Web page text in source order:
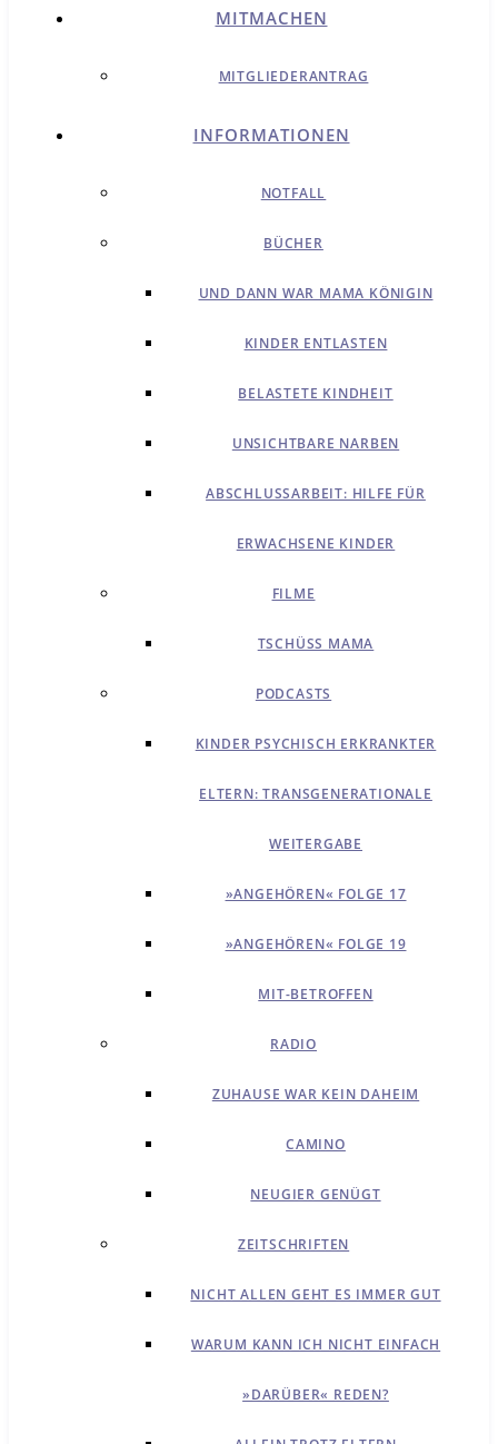
MITMACHEN
MITGLIEDERANTRAG
INFORMATIONEN
NOTFALL
BÜCHER
UND DANN WAR MAMA KÖNIGIN
KINDER ENTLASTEN
BELASTETE KINDHEIT
UNSICHTBARE NARBEN
ABSCHLUSSARBEIT: HILFE FÜR
ERWACHSENE KINDER
FILME
TSCHÜSS MAMA
PODCASTS
KINDER PSYCHISCH ERKRANKTER
ELTERN: TRANSGENERATIONALE
WEITERGABE
»ANGEHÖREN« FOLGE 17
»ANGEHÖREN« FOLGE 19
MIT-BETROFFEN
RADIO
ZUHAUSE WAR KEIN DAHEIM
CAMINO
NEUGIER GENÜGT
ZEITSCHRIFTEN
NICHT ALLEN GEHT ES IMMER GUT
WARUM KANN ICH NICHT EINFACH
»DARÜBER« REDEN?